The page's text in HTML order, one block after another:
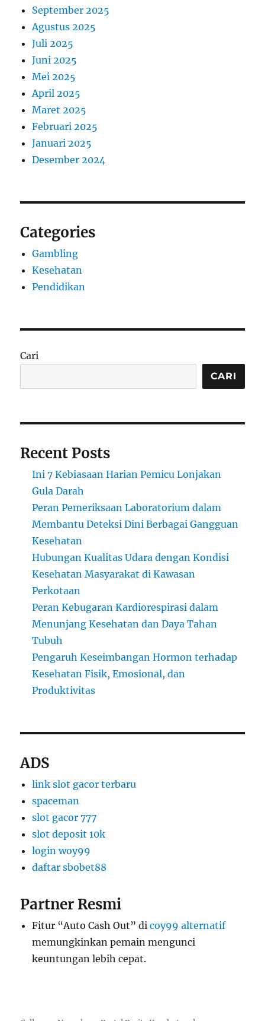
September 2025
Agustus 2025
Juli 2025
Juni 2025
Mei 2025
April 2025
Maret 2025
Februari 2025
Januari 2025
Desember 2024
Categories
Gambling
Kesehatan
Pendidikan
Cari
CARI
Recent Posts
Ini 7 Kebiasaan Harian Pemicu Lonjakan
Gula Darah
Peran Pemeriksaan Laboratorium dalam
Membantu Deteksi Dini Berbagai Gangguan
Kesehatan
Hubungan Kualitas Udara dengan Kondisi
Kesehatan Masyarakat di Kawasan
Perkotaan
Peran Kebugaran Kardiorespirasi dalam
Menunjang Kesehatan dan Daya Tahan
Tubuh
Pengaruh Keseimbangan Hormon terhadap
Kesehatan Fisik, Emosional, dan
Produktivitas
ADS
link slot gacor terbaru
spaceman
slot gacor 777
slot deposit 10k
login woy99
daftar sbobet88
Partner Resmi
Fitur “Auto Cash Out” dicoy99 alternatif
memungkinkan pemain mengunci
keuntungan lebih cepat.